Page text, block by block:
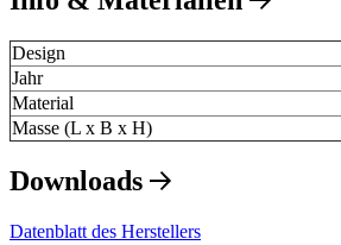
Design
Jahr
Material
Masse (L x B x H)
Downloads
Datenblatt des Herstellers